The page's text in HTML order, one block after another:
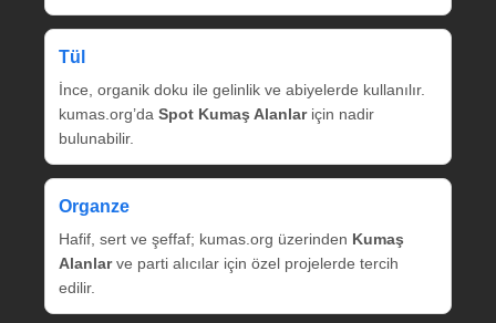
Tül
İnce, organik doku ile gelinlik ve abiyelerde kullanılır.
kumas.org’da Spot Kumaş Alanlariçin nadir
bulunabilir.
Organze
Hafif, sert ve şeffaf; kumas.org üzerinden Kumaş
Alanlarve parti alıcılar için özel projelerde tercih
edilir.